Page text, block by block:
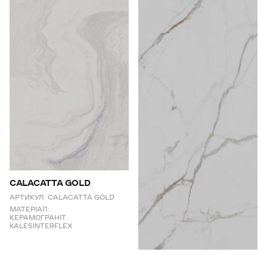
CALACATTA GOLD
АРТИКУЛ: CALACATTA GOLD
МАТЕРІАЛ:
КЕРАМОГРАНІТ
KALESINTERFLEX